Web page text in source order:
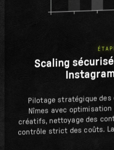
Scaling
Pilotage stratégique
Nîmes avec
créatifs, nettoyage des
contrôle strict des coûts.